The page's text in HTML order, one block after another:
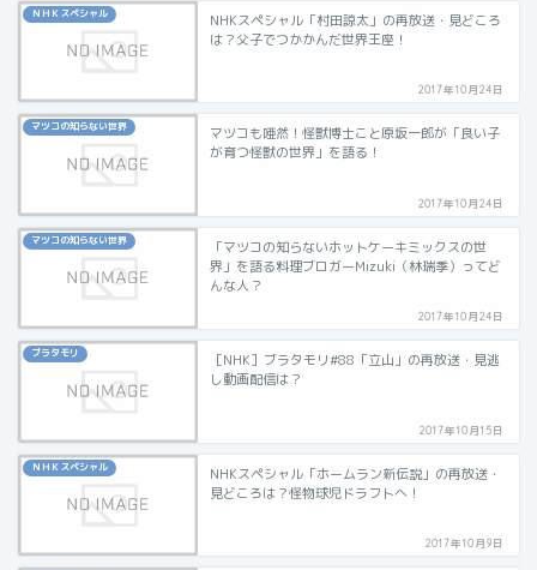
ＮＨＫスペシャル
NHKスペシャル「村田諒太」の再放送・見どころ
は？父子でつかかんだ世界王座！
2017年10月24日
マツコの知らない世界
マツコも唖然！怪獣博士こと原坂一郎が「良い子
が育つ怪獣の世界」を語る！
2017年10月24日
マツコの知らない世界
「マツコの知らないホットケーキミックスの世
界」を語る料理ブロガーMizuki（林瑞季）ってど
んな人？
2017年10月24日
ブラタモリ
［NHK］ブラタモリ#88「立山」の再放送・見逃
し動画配信は？
2017年10月15日
ＮＨＫスペシャル
NHKスペシャル「ホームラン新伝説」の再放送・
見どころは？怪物球児ドラフトへ！
2017年10月9日